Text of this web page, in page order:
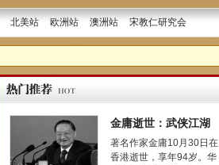
北美站 欧洲站 澳洲站 宋教仁研究会
金庸逝世：武侠江湖
著名作家金庸10月30日在
香港逝世，享年94岁。华